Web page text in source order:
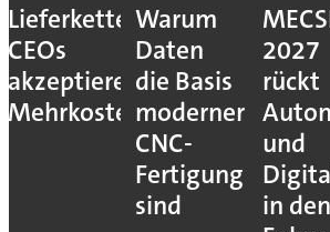
Lieferkettenresilienz:
CEOs
akzeptieren
Mehrkosten
Warum
Daten
die Basis
moderner
CNC-
Fertigung
sind
2027
rückt
und
in den